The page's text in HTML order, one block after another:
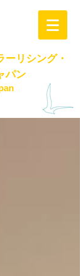
ーリシング・
パン